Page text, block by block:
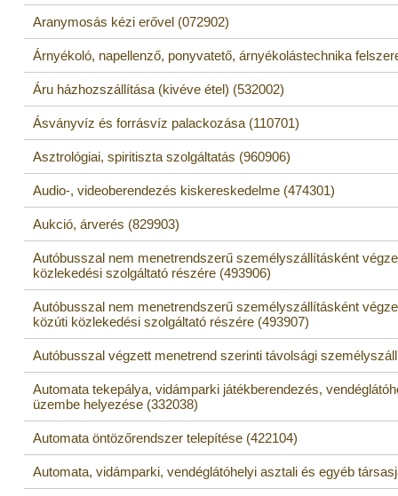
Aranymosás kézi erővel (072902)
Árnyékoló, napellenző, ponyvatető, árnyékolástechnika
Áru házhozszállítása (kivéve étel) (532002)
Ásványvíz és forrásvíz palackozása (110701)
Asztrológiai, spiritiszta szolgáltatás (960906)
Audio-, videoberendezés kiskereskedelme (474301)
Aukció, árverés (829903)
Autóbusszal nem menetrendszerű személyszállításként
közlekedési szolgáltató részére (493906)
Autóbusszal nem menetrendszerű személyszállításként
közúti közlekedési szolgáltató részére (493907)
Autóbusszal végzett menetrend szerinti távolsági
Automata tekepálya, vidámparki játékberendezés,
üzembe helyezése (332038)
Automata öntözőrendszer telepítése (422104)
Automata, vidámparki, vendéglátóhelyi asztali és egyéb